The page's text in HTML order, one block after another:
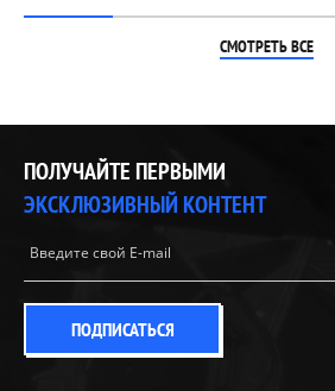
СМОТРЕТЬ ВСЕ
ПОЛУЧАЙТЕ ПЕРВЫМИ
ЭКСКЛЮЗИВНЫЙ КОНТЕНТ
ПОДПИСАТЬСЯ